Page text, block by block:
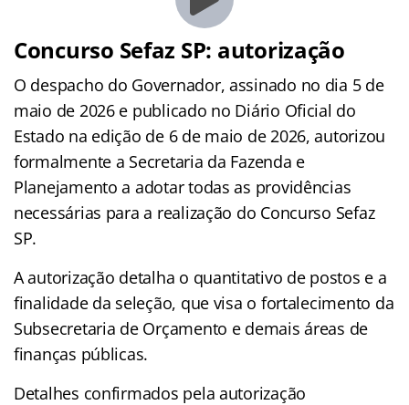
Concurso Sefaz SP: autorização
O despacho do Governador, assinado no dia 5 de
maio de 2026 e publicado no Diário Oficial do
Estado na edição de 6 de maio de 2026, autorizou
formalmente a Secretaria da Fazenda e
Planejamento a adotar todas as providências
necessárias para a realização do Concurso Sefaz
SP.
A autorização detalha o quantitativo de postos e a
finalidade da seleção, que visa o fortalecimento da
Subsecretaria de Orçamento e demais áreas de
finanças públicas.
Detalhes confirmados pela autorização